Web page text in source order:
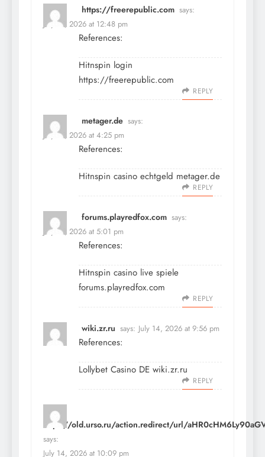
https://freerepublic.com says:
July 13, 2026 at 12:48 pm
References:
Hitnspin login
https://freerepublic.com
REPLY
metager.de says:
July 13, 2026 at 4:25 pm
References:
Hitnspin casino echtgeld metager.de
REPLY
forums.playredfox.com says:
July 13, 2026 at 5:01 pm
References:
Hitnspin casino live spiele
forums.playredfox.com
REPLY
wiki.zr.ru says: July 14, 2026 at 9:56 pm
References:
Lollybet Casino DE wiki.zr.ru
REPLY
https://old.urso.ru/action.redirect/url/
says:
July 14, 2026 at 10:09 pm